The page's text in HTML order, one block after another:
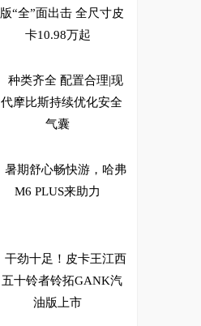
版“全”面出击 全尺寸皮
卡10.98万起
种类齐全 配置合理|现
代摩比斯持续优化安全
气囊
暑期舒心畅快游，哈弗
M6 PLUS来助力
干劲十足！皮卡王江西
五十铃者铃拓GANK汽
油版上市